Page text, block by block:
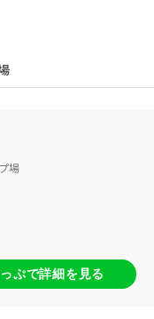
場
ぷで詳細を見る